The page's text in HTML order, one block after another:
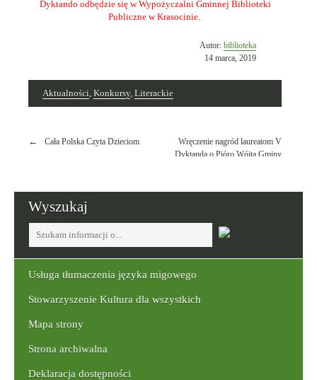
Dyktando odbędzie się w Wypożyczalni Gminnej Biblioteki
Publiczne w Krasocinie.
Autor:bibliotekaOpublikowano
w
14 marca, 2019
Aktualności, Konkursy, Literackie
Nawigacja
Cała Polska Czyta Dzieciom
Wręczenie nagród laureatom V
Dyktanda o Pióro Wójta Gminy
Wyszukaj
wpisz
Usługa tłumaczenia języka migowego
Stowarzyszenie Kultura dla wszystkich
Mapa strony
Strona archiwalna
Deklaracja dostępności